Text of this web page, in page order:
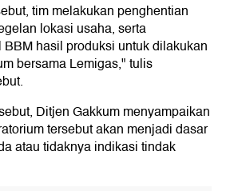
tim melakukan penghentian
lokasi usaha, serta
hasil produksi untuk dilakukan
bersama Lemigas," tulis
Ditjen Gakkum menyampaikan
tersebut akan menjadi dasar
atau tidaknya indikasi tindak